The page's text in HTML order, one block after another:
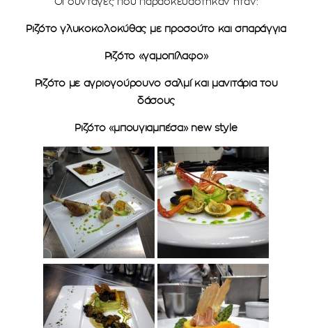
Ριζότο γλυκοκολοκύθας με προσούτο και σπαράγγια
Ριζότο «γαμοπίλαφο»
Ριζότο με αγριογούρουνο σαλμί και μανιτάρια του
δάσους
Ριζότο «μπουγιαμπέσα» new style